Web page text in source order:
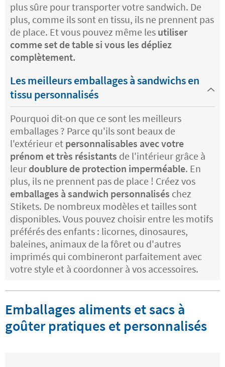
plus sûre pour transporter votre sandwich. De
plus, comme ils sont en tissu, ils ne prennent pas
de place. Et vous pouvez même les utiliser
comme set de table si vous les dépliez
complètement.
Les meilleurs emballages à sandwichs en
tissu personnalisés
Pourquoi dit-on que ce sont les meilleurs
emballages ? Parce qu'ils sont beaux de
l'extérieur et personnalisables avec votre
prénom et très résistants de l'intérieur grâce à
leur doublure de protection imperméable. En
plus, ils ne prennent pas de place ! Créez vos
emballages à sandwich personnalisés chez
Stikets. De nombreux modèles et tailles sont
disponibles. Vous pouvez choisir entre les motifs
préférés des enfants : licornes, dinosaures,
baleines, animaux de la fôret ou d'autres
imprimés qui combineront parfaitement avec
votre style et à coordonner à vos accessoires.
Emballages aliments et sacs à
goûter pratiques et personnalisés